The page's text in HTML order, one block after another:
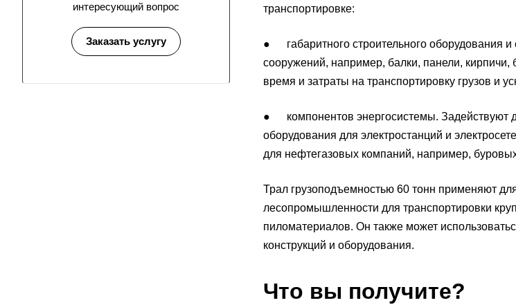
транспортировке:
● габаритного строительного оборудования
сооружений, например, балки, панели, кирпичи,
время и затраты на транспортировку грузов и
● компонентов энергосистемы. Задействуют
оборудования для электростанций и
для нефтегазовых компаний, например,
Трал грузоподъемностью 60 тонн применяют
лесопромышленности для транспортировки
пиломатериалов. Он также может
конструкций и оборудования.
Что вы получите?
интересующий вопрос
Заказать услугу